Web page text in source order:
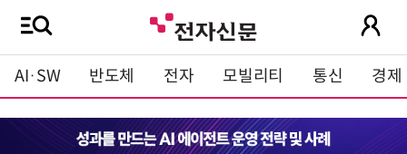
AI·SW 반도체 전자 모빌리티 통신 경제